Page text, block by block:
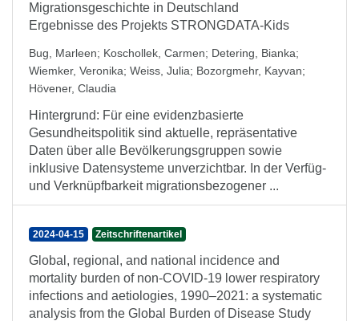
Migrationsgeschichte in Deutschland
Ergebnisse des Projekts STRONGDATA-Kids
Bug, Marleen; Koschollek, Carmen; Detering, Bianka;
Wiemker, Veronika; Weiss, Julia; Bozorgmehr, Kayvan;
Hövener, Claudia
Hintergrund: Für eine evidenzbasierte
Gesundheitspolitik sind aktuelle, repräsentative
Daten über alle Bevölkerungsgruppen sowie
inklusive Datensysteme unverzichtbar. In der Verfüg-
und Verknüpfbarkeit migrationsbezogener ...
2024-04-15 Zeitschriftenartikel
Global, regional, and national incidence and
mortality burden of non-COVID-19 lower respiratory
infections and aetiologies, 1990–2021: a systematic
analysis from the Global Burden of Disease Study